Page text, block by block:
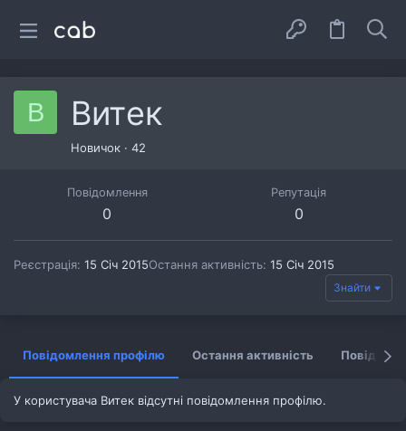
В Витeк
Новичок · 42
Повідомлення
0
Репутація
0
Реєстрація 15 Січ 2015Остання активність 15 Січ 2015
Знайти
Повідомлення профілю Остання активність
У користувача Витeк відсутні повідомлення профілю.